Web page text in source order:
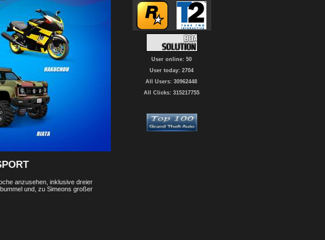
anzusehen, inklusive dreier
und, zu Simeons großer
User online: 50
User today: 2704
All Users: 30962448
All Clicks: 315217755